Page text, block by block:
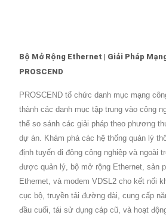
Bộ Mở Rộng Ethernet | Giải Pháp
PROSCEND
PROSCEND tổ chức danh mục mạng
thành các danh mục tập trung vào công
thể so sánh các giải pháp theo phương
dự án. Khám phá các hệ thống quản lý
định tuyến di động công nghiệp và ngoài
được quản lý, bộ mở rộng Ethernet, sản
Ethernet, và modem VDSL2 cho kết nối
cục bộ, truyền tải đường dài, cung cấp
đầu cuối, tái sử dụng cáp cũ, và hoạt